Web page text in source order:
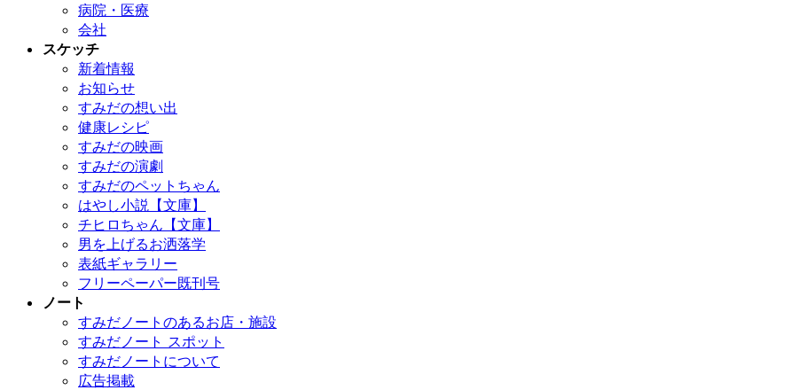
病院・医療
会社
スケッチ
新着情報
お知らせ
すみだの想い出
健康レシピ
すみだの映画
すみだの演劇
すみだのペットちゃん
はやし小説【文庫】
チヒロちゃん【文庫】
男を上げるお洒落学
表紙ギャラリー
フリーペーパー既刊号
ノート
すみだノートのあるお店・施設
すみだノート スポット
すみだノートについて
広告掲載